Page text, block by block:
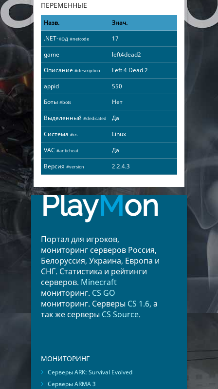
ПЕРЕМЕННЫЕ
Назв.
Знач.
.NET-код #netcode
17
game
left4dead2
Описание #description
Left 4 Dead 2
appid
550
Боты #bots
Нет
Выделенный #dedicated
Да
Система #os
Linux
VAC #anticheat
Да
Версия #version 2.2.4.3
PlayMon
Портал для игроков,
мониторинг серверов Россия,
Белоруссия, Украина, Европа и
СНГ. Статистика и рейтинги
серверов. Minecraft
мониторинг. CS GO
мониторинг. Серверы CS 1.6, а
так же серверы CS Source.
МОНИТОРИНГ
Серверы ARK: Survival Evolved
Серверы ARMA 3